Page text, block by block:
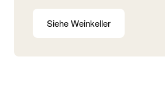
Siehe Weinkeller